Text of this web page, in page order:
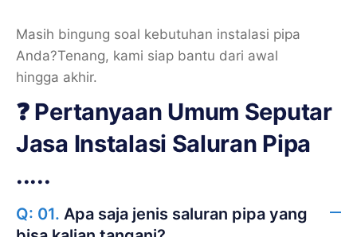
Masih bingung soal kebutuhan instalasi pipa
Anda?Tenang, kami siap bantu dari awal
hingga akhir.
❓ Pertanyaan Umum Seputar
Jasa Instalasi Saluran Pipa
.....
Q: 01. Apa saja jenis saluran pipa yang